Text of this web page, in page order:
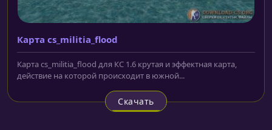
Карта cs_militia_flood
Карта cs_militia_flood для КС 1.6 крутая и эффектная карта,
действие на которой происходит в южной...
Скачать